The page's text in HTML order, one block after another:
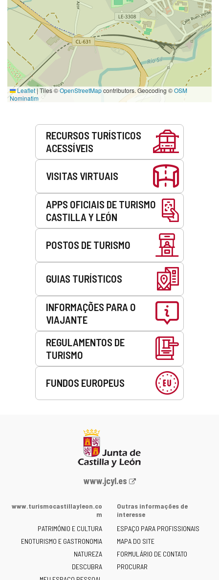
Leaflet | Tiles ©OpenStreetMapcontributors. Geocoding ©OSM
Nominatim
RECURSOS TURÍSTICOS
ACESSÍVEIS
VISITAS VIRTUAIS
APPS OFICIAIS DE TURISMO
CASTILLA Y LEÓN
POSTOS DE TURISMO
GUIAS TURÍSTICOS
INFORMAÇÕES PARA O
VIAJANTE
REGULAMENTOS DE
TURISMO
FUNDOS EUROPEUS
Portal
Junta
Castilla
y
León
-
www.jcyl.es
www.turismocastillayleon.co
m
PATRIMÓNIO E CULTURA
ENOTURISMO E GASTRONOMIA
NATUREZA
DESCUBRA
Outras informações de
interesse
ESPAÇO PARA PROFISSIONAIS
MAPA DO SITE
FORMULÁRIO DE CONTATO
PROCURAR